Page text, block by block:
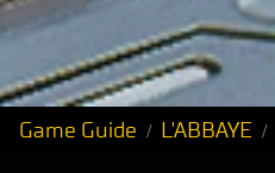
Game Guide L'ABBAYE